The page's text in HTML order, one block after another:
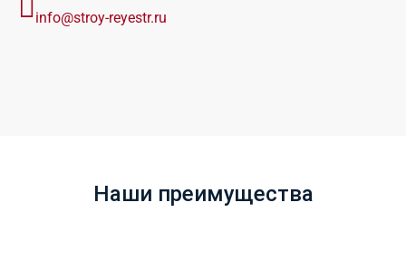
info@stroy-reyestr.ru
Наши преимущества